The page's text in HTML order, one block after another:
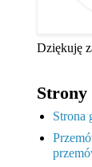
Dziękuję
Strony
Strona